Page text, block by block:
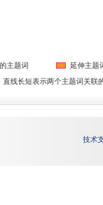
主题词
延伸主题
线长短表示两个主题词关联
技术